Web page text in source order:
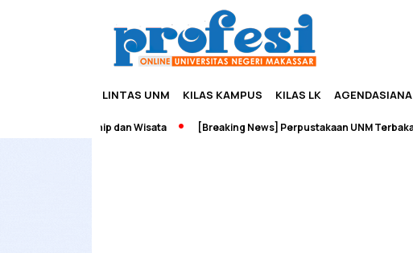
LINTAS UNM KILAS KAMPUS KILAS LK AGENDASIANA
Edupreneurship dan Wisata [Breaking News] Perpustakaan UNM Terbakar